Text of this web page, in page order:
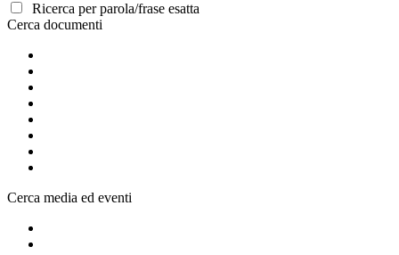
Ricerca per parola/frase esatta
Cerca documenti
Cerca media ed eventi